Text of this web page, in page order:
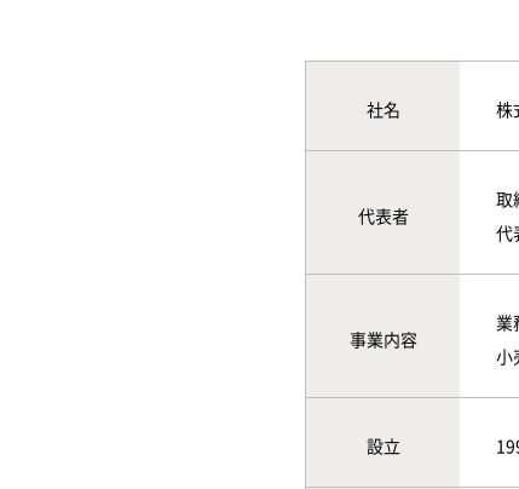
社名 株
代表者
取
代
事業内容
業
小
設立